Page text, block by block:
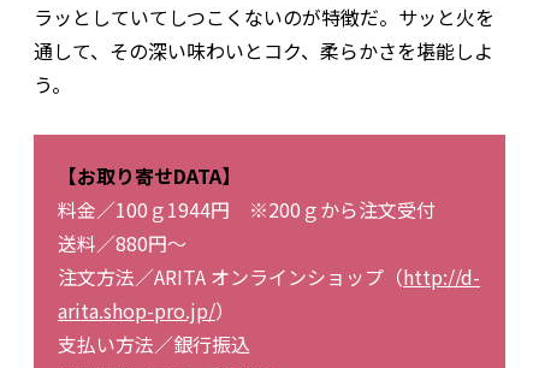
ラッとしていてしつこくないのが特徴だ。サッと火を
通して、その深い味わいとコク、柔らかさを堪能しよ
う。
【お取り寄せDATA】
料金／100ｇ1944円 ※200ｇから注文受付
送料／880円～
注文方法／ARITA オンラインショップ（http://d-
arita.shop-pro.jp/）
支払い方法／銀行振込